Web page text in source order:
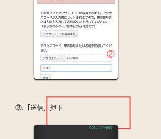
​②
③.「送信」押下